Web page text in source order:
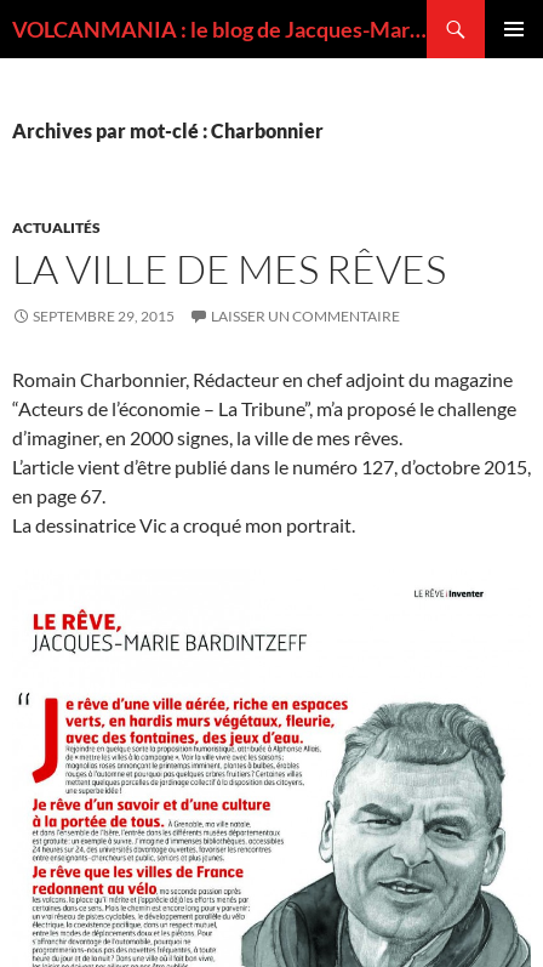
VOLCANMANIA : le blog de Jacques-Marie BARDINTZEFF, volcanologue
Archives par mot-clé : Charbonnier
ACTUALITÉS
LA VILLE DE MES RÊVES
SEPTEMBRE 29, 2015 LAISSER UN COMMENTAIRE
Romain Charbonnier, Rédacteur en chef adjoint du magazine
“Acteurs de l’économie – La Tribune”, m’a proposé le challenge
d’imaginer, en 2000 signes, la ville de mes rêves.
L’article vient d’être publié dans le numéro 127, d’octobre 2015,
en page 67.
La dessinatrice Vic a croqué mon portrait.